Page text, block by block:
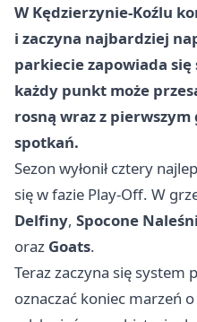
W Kędzierzynie-Koźlu
i zaczyna najbardziej
parkiecie zapowiada
każdy punkt może
rosną wraz z
spotkań.
Sezon wyłonił cztery
się w fazie Play-Off. W
Delfiny, Spocone
oraz Goats.
Teraz zaczyna się system
oznaczać koniec marzeń